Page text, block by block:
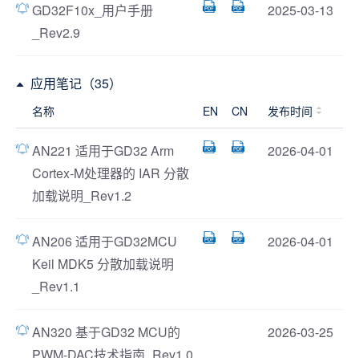
GD32F10x_用户手册
_Rev2.9
2025-03-13
应用笔记（35）
名称 EN CN 发布时间
AN221 适用于GD32 Arm
Cortex-M处理器的 IAR 分散
加载说明_Rev1.2
2026-04-01
AN206 适用于GD32MCU
Keil MDK5 分散加载说明
_Rev1.1
2026-04-01
AN320 基于GD32 MCU的
2026-03-25